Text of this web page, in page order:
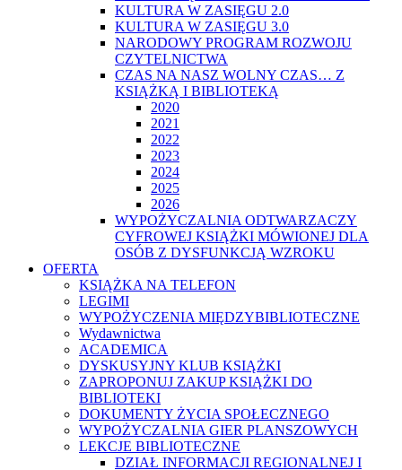
KULTURA W ZASIĘGU 2.0
KULTURA W ZASIĘGU 3.0
NARODOWY PROGRAM ROZWOJU
CZYTELNICTWA
CZAS NA NASZ WOLNY CZAS… Z
KSIĄŻKĄ I BIBLIOTEKĄ
2020
2021
2022
2023
2024
2025
2026
WYPOŻYCZALNIA ODTWARZACZY
CYFROWEJ KSIĄŻKI MÓWIONEJ DLA
OSÓB Z DYSFUNKCJĄ WZROKU
OFERTA
KSIĄŻKA NA TELEFON
LEGIMI
WYPOŻYCZENIA MIĘDZYBIBLIOTECZNE
Wydawnictwa
ACADEMICA
DYSKUSYJNY KLUB KSIĄŻKI
ZAPROPONUJ ZAKUP KSIĄŻKI DO
BIBLIOTEKI
DOKUMENTY ŻYCIA SPOŁECZNEGO
WYPOŻYCZALNIA GIER PLANSZOWYCH
LEKCJE BIBLIOTECZNE
DZIAŁ INFORMACJI REGIONALNEJ I